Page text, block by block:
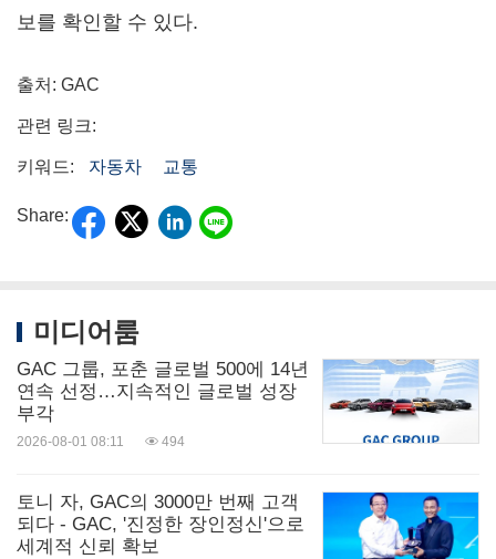
보를 확인할 수 있다.
출처: GAC
관련 링크:
키워드: 자동차 교통
Share:
미디어룸
GAC 그룹, 포춘 글로벌 500에 14년
연속 선정…지속적인 글로벌 성장
부각
2026-08-01 08:11 494
토니 자, GAC의 3000만 번째 고객
되다 - GAC, '진정한 장인정신'으로
세계적 신뢰 확보